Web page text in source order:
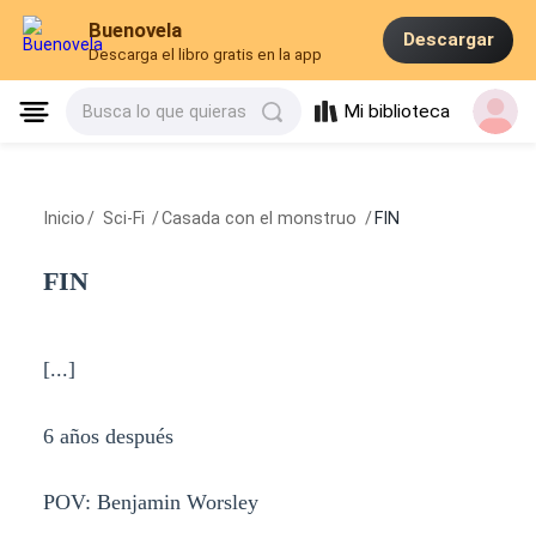
Buenovela
Descarga el libro gratis en la app
Descargar
Busca lo que quieras Mi biblioteca
Inicio / Sci-Fi /Casada con el monstruo / FIN
FIN
[...]
6 años después
POV: Benjamin Worsley